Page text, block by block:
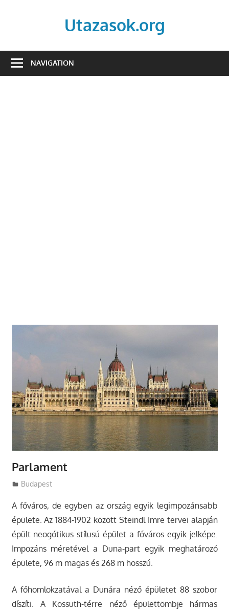
Utazasok.org
NAVIGATION
Parlament
Utazasok.org
Budapest
A főváros, de egyben az ország egyik legimpozánsabb
épülete. Az 1884-1902 között Steindl Imre tervei alapján
épült neogótikus stílusú épület a főváros egyik jelképe.
Impozáns méretével a Duna-part egyik meghatározó
épülete, 96 m magas és 268 m hosszú.
A főhomlokzatával a Dunára néző épületet 88 szobor
díszíti. A Kossuth-térre néző épülettömbje hármas